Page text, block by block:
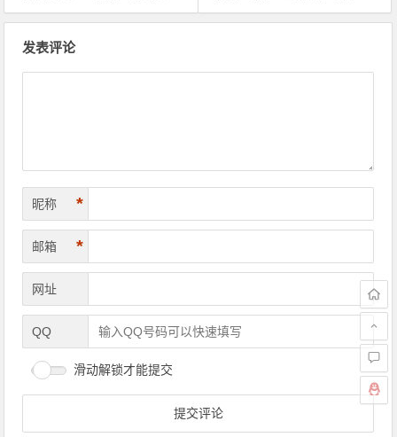
发表评论
昵称 *
邮箱 *
网址
QQ
滑动解锁才能提交